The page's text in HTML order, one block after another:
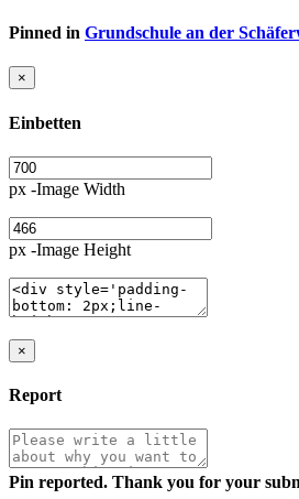
Pinned in Grundschule an der
×
Einbetten
px -Image Width
px -Image Height
×
Report
Pin reported. Thank you for your